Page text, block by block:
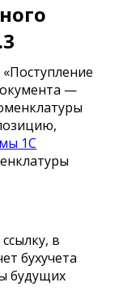
—
1С
в
бухучета
будущих